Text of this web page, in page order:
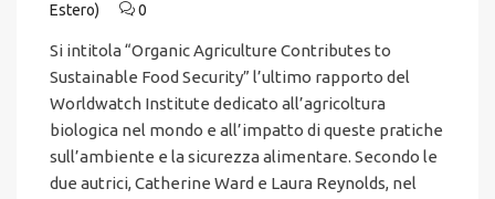
Estero)
0
Si intitola “Organic Agriculture Contributes to
Sustainable Food Security” l’ultimo rapporto del
Worldwatch Institute dedicato all’agricoltura
biologica nel mondo e all’impatto di queste pratiche
sull’ambiente e la sicurezza alimentare. Secondo le
due autrici, Catherine Ward e Laura Reynolds, nel